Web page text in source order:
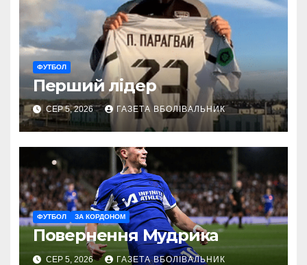
ФУТБОЛ
Перший лідер
СЕР 5, 2026 ГАЗЕТА ВБОЛІВАЛЬНИК
ФУТБОЛ ЗА КОРДОНОМ
Повернення Мудрика
СЕР 5, 2026 ГАЗЕТА ВБОЛІВАЛЬНИК